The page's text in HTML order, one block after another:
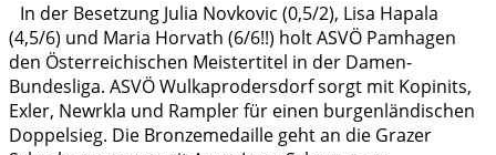
In der Besetzung Julia Novkovic (0,5/2), Lisa Hapala
(4,5/6) und Maria Horvath (6/6!!) holt ASVÖ Pamhagen
den Österreichischen Meistertitel in der Damen-
Bundesliga. ASVÖ Wulkaprodersdorf sorgt mit Kopinits,
Exler, Newrkla und Rampler für einen burgenländischen
Doppelsieg. Die Bronzemedaille geht an die Grazer